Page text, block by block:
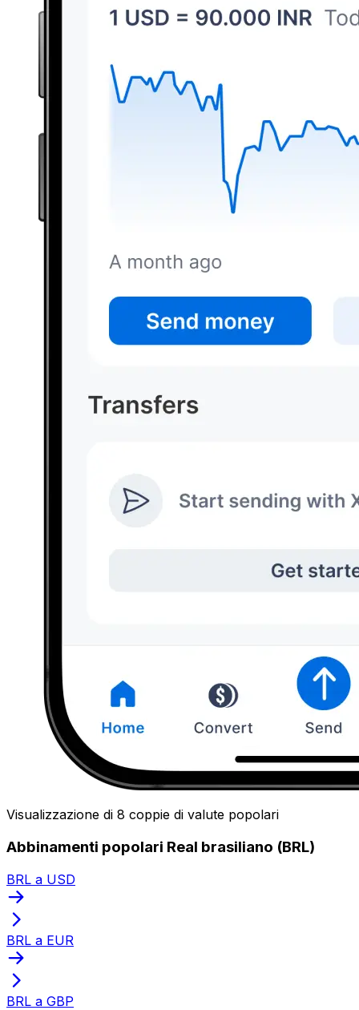
Visualizzazione di 8 coppie di valute popolari
Abbinamenti popolari Real brasiliano (BRL)
BRL a USD
BRL a EUR
BRL a GBP